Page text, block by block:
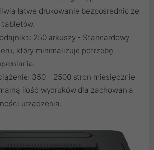
łatwe drukowanie bezpośrednio ze
250 arkuszy - Standardowy
który minimalizuje potrzebę
350 – 2500 stron miesięcznie -
ilość wydruków dla zachowania
urządzenia.